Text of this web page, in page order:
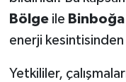
Bölgeile
enerji
Yetkililer,